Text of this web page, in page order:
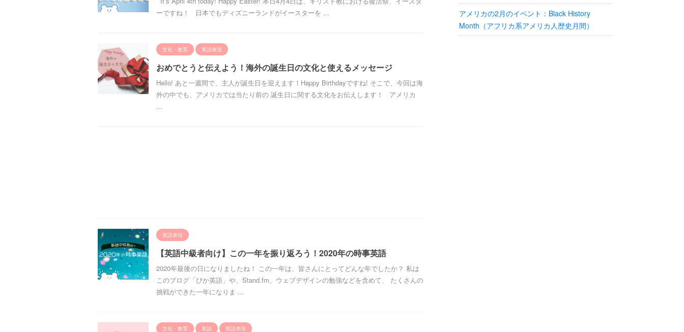
ーですね！ 日本でもディズニーランドがイースターを ...
文化・教育 英語表現
おめでとうと伝えよう！海外の誕生日の文化と使えるメッセージ
Hello! あと一週間で、主人が誕生日を迎えます！Happy Birthdayですね! そこで、今回は海
外の中でも、アメリカでは当たり前の 誕生日に関する文化をお伝えします！ アメリカ
...
英語表現
【英語中級者向け】この一年を振り返ろう！2020年の時事英語
2020年最後の日になりましたね！ この一年は、皆さんにとってどんな年でしたか？ 私は
このブログ「ぴか英語」や、Stand.fm、ウェブデザインの勉強などを含めて、 たくさんの
挑戦ができた一年になりま ...
文化・教育 英語 英語表現
アメリカの2月のイベント：Black History
Month（アフリカ系アメリカ人歴史月間）